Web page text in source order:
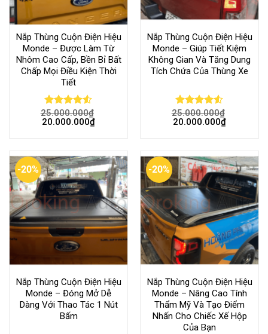
Nắp Thùng Cuộn Điện Hiệu
Monde – Được Làm Từ
Nhôm Cao Cấp, Bền Bỉ Bất
Chấp Mọi Điều Kiện Thời
Tiết
Rated
4.50out
25.000.000₫
20.000.000₫
Nắp Thùng Cuộn Điện Hiệu
Monde – Giúp Tiết Kiệm
Không Gian Và Tăng Dung
Tích Chứa Của Thùng Xe
Rated
4.50out
25.000.000₫
20.000.000₫
-20%
Nắp Thùng Cuộn Điện Hiệu
Monde – Đóng Mở Dễ
Dàng Với Thao Tác 1 Nút
Bấm
-20%
Nắp Thùng Cuộn Điện Hiệu
Monde – Nâng Cao Tính
Thẩm Mỹ Và Tạo Điểm
Nhấn Cho Chiếc Xế Hộp
Của Bạn